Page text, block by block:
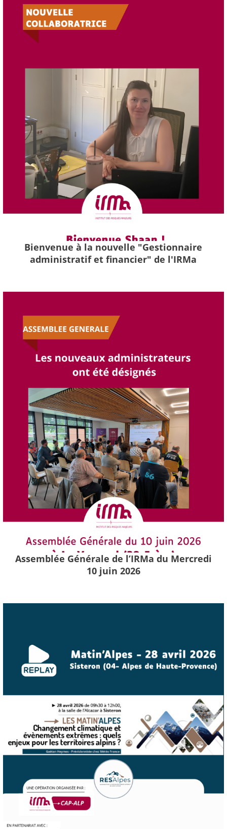
Bienvenue à la nouvelle "Gestionnaire
administratif et financier" de l'IRMa
Assemblée Générale de l’IRMa du Mercredi
10 juin 2026